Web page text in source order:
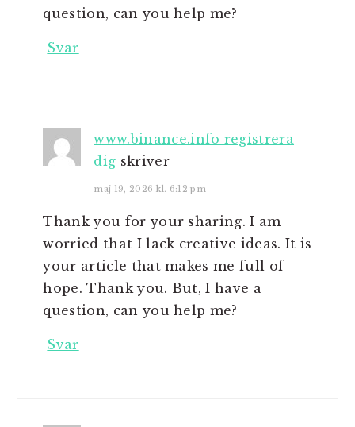
question, can you help me?
Svar
www.binance.info registrera
dig skriver
maj 19, 2026 kl. 6:12 pm
Thank you for your sharing. I am
worried that I lack creative ideas. It is
your article that makes me full of
hope. Thank you. But, I have a
question, can you help me?
Svar